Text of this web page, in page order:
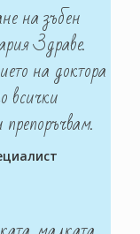
на зъбен
Здраве.
на доктора
всички